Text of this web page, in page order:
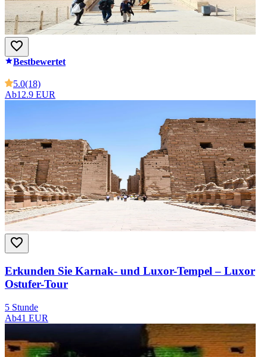
Bestbewertet
5.0(18)
Ab12.9 EUR
Erkunden Sie Karnak- und Luxor-Tempel – Luxor
Ostufer-Tour
5 Stunde
Ab41 EUR